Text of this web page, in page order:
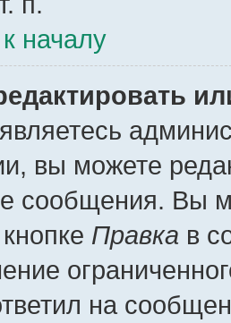
началу
вы можете
сообщения. Вы
Правка в
на